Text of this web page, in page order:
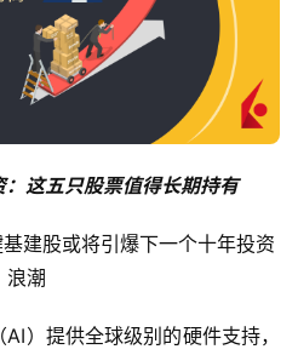
这五只股票值得长期持有
）提供全球级别的硬件支持，